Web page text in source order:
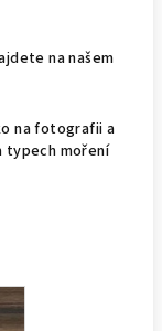
na našem
na fotografii a
typech moření